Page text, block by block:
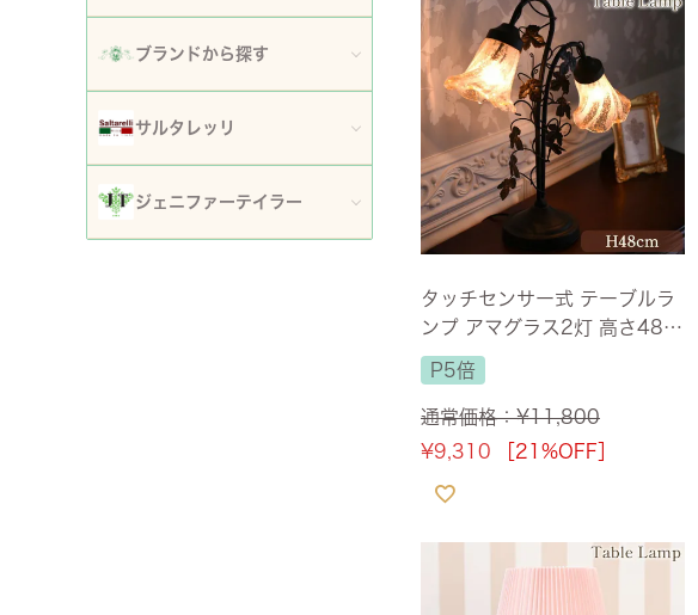
ポスト
玄関エントランス家具
カフェカーテン・カーテン
クッション・シートクッション・ピロー・カバー
ソファカバー・マルチカバー・ベッドカバー
コースター・ランチョンマット
収納・ケース・ディスプレイ
写真立て・フォトフレーム
花瓶・フラワーベース
白家具・ホワイトインテリア
マホガニー家具
イタリア
フランス近代
ブランドから探す
ロココ・アントワネット
スノーホワイト・プチロココ
サルタレッリ
全てのサルタレッリ
ジェニファーテイラー
タッチセンサー式 テーブルラ
ンプ アマグラス2灯 高さ48c
m 【送料無料】 [Y]
P5倍
通常価格：¥11,800
¥9,310 ［21%OFF］